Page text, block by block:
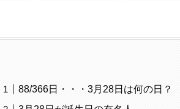
88/366日・・・3月28日は何の日？